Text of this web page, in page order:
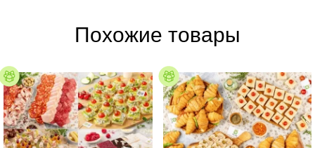
Похожие товары